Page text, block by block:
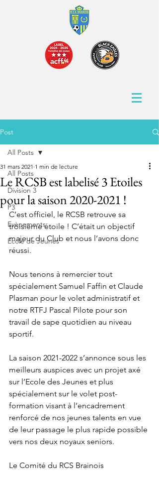
Post
All Posts
Division 3
P3
Evènements
Ecole de Jeunes
All Posts
Le RCSB est labelisé 3 Etoiles
pour la saison 2020-2021 !
31 mars 2021 1 min de lecture
C’est officiel, le RCSB retrouve sa
troisième étoile ! C’était un objectif
majeur du Club et nous l’avons donc
réussi.
Nous tenons à remercier tout
spécialement Samuel Faffin et Claude
Plasman pour le volet administratif et
notre RTFJ Pascal Pilote pour son
travail de sape quotidien au niveau
sportif.
La saison 2021-2022 s’annonce sous les
meilleurs auspices avec un projet axé
sur l’Ecole des Jeunes et plus
spécialement sur le volet post-
formation visant à l’encadrement
renforcé de nos jeunes talents en vue
de leur passage le plus rapide possible
vers nos deux noyaux seniors.
Le Comité du RCS Brainois